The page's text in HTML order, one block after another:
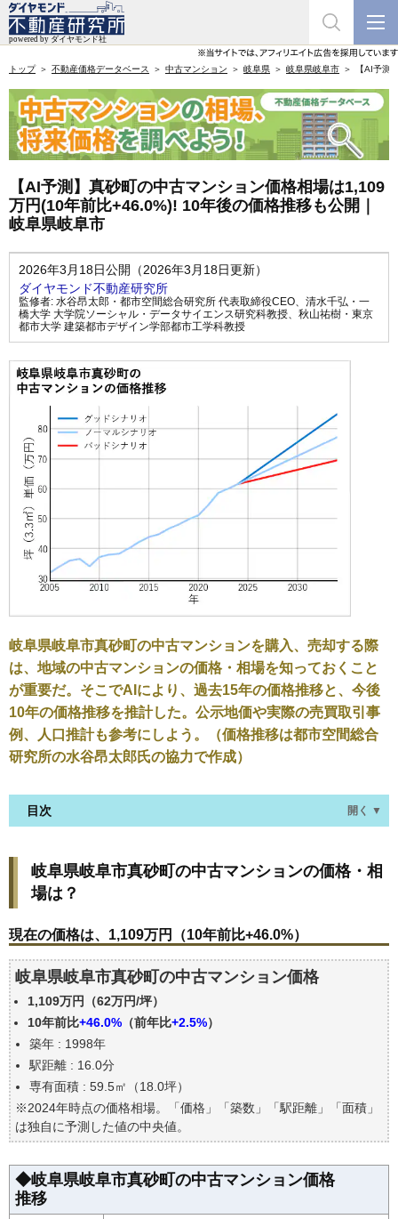
トップ 不動産価格データベース 中古マンション 岐阜県 岐阜県岐阜市 【AI予測
【AI予測】真砂町の中古マンション価格相場は1,109
万円(10年前比+46.0%)! 10年後の価格推移も公開｜
岐阜県岐阜市
2026年3月18日公開（2026年3月18日更新）
ダイヤモンド不動産研究所
監修者: 水谷昂太郎・都市空間総合研究所 代表取締役CEO、 清水千弘・一
橋大学 大学院ソーシャル・データサイエンス研究科教授、 秋山祐樹・東京
都市大学 建築都市デザイン学部都市工学科教授
岐阜県岐阜市真砂町の中古マンションを購入、売却する際
は、地域の中古マンションの価格・相場を知っておくこと
が重要だ。そこでAIにより、過去15年の価格推移と、今後
10年の価格推移を推計した。公示地価や実際の売買取引事
例、人口推計も参考にしよう。（価格推移は都市空間総合
研究所の水谷昂太郎氏の協力で作成）
目次 開く ▼
は？
現在の価格は、1,109万円（10年前比+46.0%）
価格を詳細に分析しよう
築年数で価格はどうなる？
岐阜県岐阜市真砂町の中古マンションの過去の売買
事例
公示地価はいくら
エリアの将来性を人口予想から検討しよう
自分の年収でいくらの不動産が買える？
岐阜県岐阜市真砂町の中古マンションの価格・相
場は？
現在の価格は、1,109万円（10年前比+46.0%）
岐阜県岐阜市真砂町の中古マンション価格
1,109万円（62万円/坪）
10年前比+46.0% （前年比+2.5%）
築年 : 1998年
駅距離 : 16.0分
専有面積 : 59.5㎡（18.0坪）
※2024年時点の価格相場。「価格」「築数」「駅距離」「面積」
は独自に予測した値の中央値。
◆岐阜県岐阜市真砂町の中古マンション価格
推移